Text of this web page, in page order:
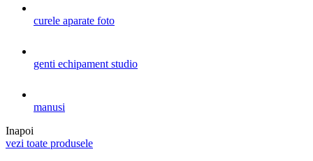
curele aparate foto
genti echipament studio
manusi
Inapoi
vezi toate produsele